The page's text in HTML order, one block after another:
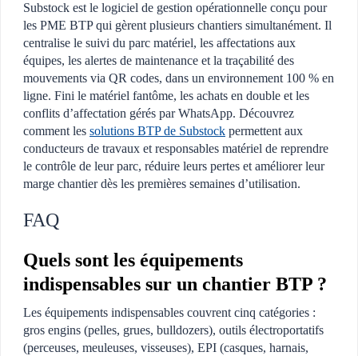
Substock est le logiciel de gestion opérationnelle conçu pour
les PME BTP qui gèrent plusieurs chantiers simultanément. Il
centralise le suivi du parc matériel, les affectations aux
équipes, les alertes de maintenance et la traçabilité des
mouvements via QR codes, dans un environnement 100 % en
ligne. Fini le matériel fantôme, les achats en double et les
conflits d’affectation gérés par WhatsApp. Découvrez
comment les solutions BTP de Substock permettent aux
conducteurs de travaux et responsables matériel de reprendre
le contrôle de leur parc, réduire leurs pertes et améliorer leur
marge chantier dès les premières semaines d’utilisation.
FAQ
Quels sont les équipements
indispensables sur un chantier BTP ?
Les équipements indispensables couvrent cinq catégories :
gros engins (pelles, grues, bulldozers), outils électroportatifs
(perceuses, meuleuses, visseuses), EPI (casques, harnais,